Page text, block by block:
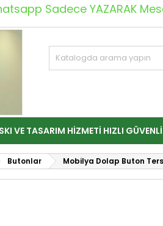
Sadece YAZARAK
VE TASARIM HIZMETI HIZLI
Butonlar Mobilya Dolap Buton